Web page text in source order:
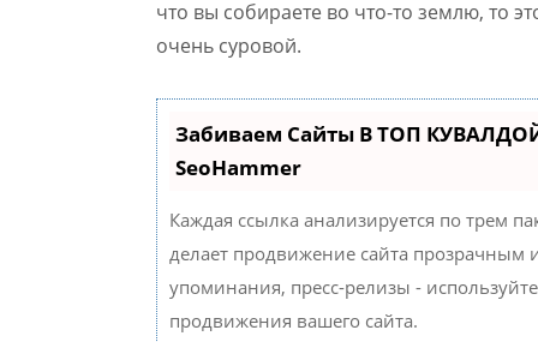
что вы собираете во что-то землю, то
очень суровой.
Забиваем Сайты В ТОП
SeoHammer
Каждая ссылка анализируется по трем
делает продвижение сайта прозрачным
упоминания, пресс-релизы -
продвижения вашего сайта.